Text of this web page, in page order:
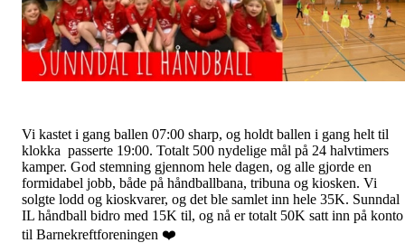
Vi kastet i gang ballen 07:00 sharp, og holdt ballen i gang helt til
klokka passerte 19:00. Totalt 500 nydelige mål på 24 halvtimers
kamper. God stemning gjennom hele dagen, og alle gjorde en
formidabel jobb, både på håndballbana, tribuna og kiosken. Vi
solgte lodd og kioskvarer, og det ble samlet inn hele 35K. Sunndal
IL håndball bidro med 15K til, og nå er totalt 50K satt inn på konto
til Barnekreftforeningen ❤️